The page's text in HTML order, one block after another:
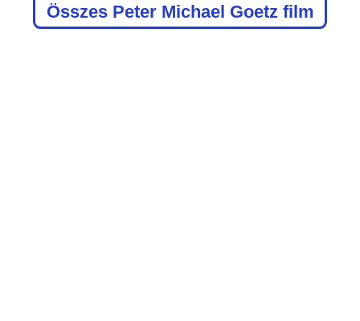
Összes Peter Michael Goetz film